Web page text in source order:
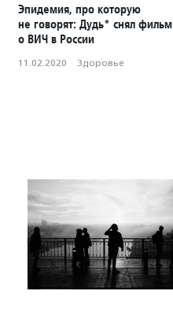
Эпидемия, про которую
не говорят: Дудь* снял фильм
о ВИЧ в России
11.02.2020 · Здоровье